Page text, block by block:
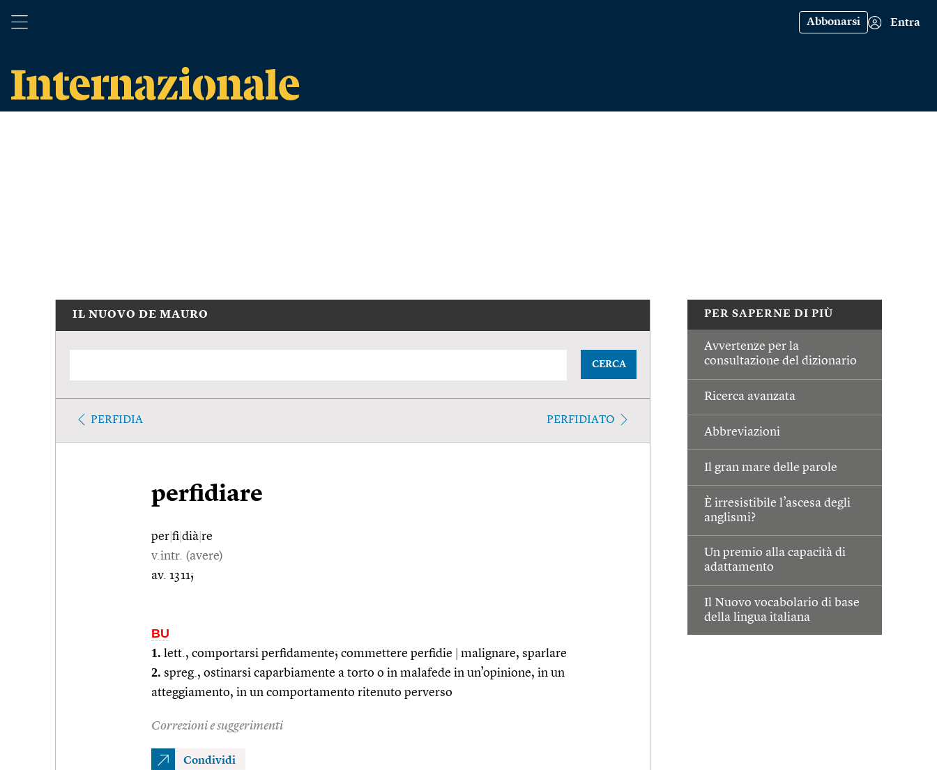
Abbonarsi Entra
PER SAPERNE DI PIÙ
Avvertenze per la
consultazione del dizionario
Ricerca avanzata
Abbreviazioni
Il gran mare delle parole
È irresistibile l’ascesa degli
anglismi?
Un premio alla capacità di
adattamento
Il Nuovo vocabolario di base
della lingua italiana
IL NUOVO DE MAURO
CERCA
PERFIDIA PERFIDIATO
perfidiare
per fi dià re
v.intr. (avere)
av. 1311;
BU
1. lett., comportarsi perfidamente; commettere perfidie malignare, sparlare
2. spreg., ostinarsi caparbiamente a torto o in malafede in un’opinione, in un
atteggiamento, in un comportamento ritenuto perverso
Correzioni e suggerimenti
Condividi